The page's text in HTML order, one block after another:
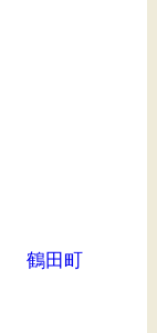
鶴田町